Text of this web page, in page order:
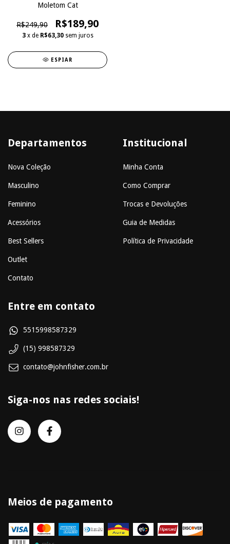
Moletom Cat
R$249,90 R$189,90
3 x de R$63,30 sem juros
ESPIAR
Departamentos
Nova Coleção
Masculino
Feminino
Acessórios
Best Sellers
Outlet
Contato
Institucional
Minha Conta
Como Comprar
Trocas e Devoluções
Guia de Medidas
Política de Privacidade
Entre em contato
5515998587329
(15) 998587329
contato@johnfisher.com.br
Siga-nos nas redes sociais!
Meios de pagamento